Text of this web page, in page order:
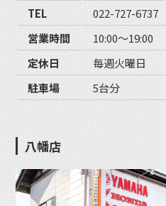
TEL
022-727-6737
営業時間
10:00〜19:00
定休日
毎週火曜日
駐車場
5台分
八幡店